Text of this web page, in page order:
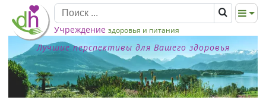
Учреждение здоровья и питания
Лучшие перспективы для Вашего здоровья